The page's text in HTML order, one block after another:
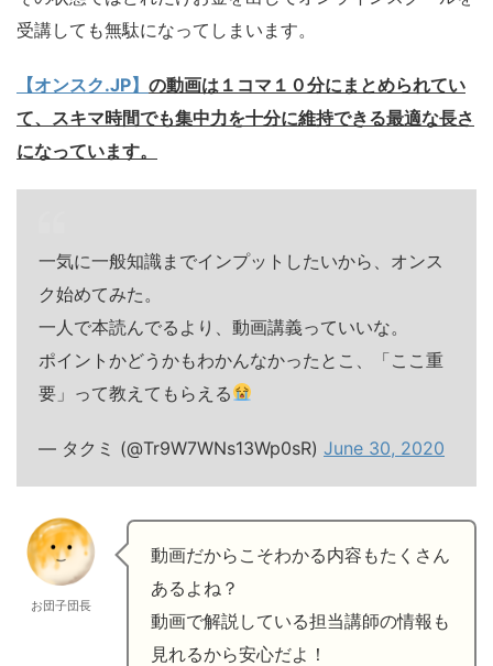
受講しても無駄になってしまいます。
【オンスク.JP】 の動画は１コマ１０分にまとめられてい
て、スキマ時間でも集中力を十分に維持できる最適な長さ
になっています。
一気に一般知識までインプットしたいから、オンス
ク始めてみた。
一人で本読んでるより、動画講義っていいな。
ポイントかどうかもわかんなかったとこ、「ここ重
要」って教えてもらえる
— タクミ (@Tr9W7WNs13Wp0sR) June 30, 2020
お団子団長
動画だからこそわかる内容もたくさん
あるよね？
動画で解説している担当講師の情報も
見れるから安心だよ！